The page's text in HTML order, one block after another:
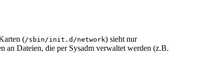
(/sbin/init.d/network) sieht nur
an Dateien, die per Sysadm verwaltet werden (z.B.